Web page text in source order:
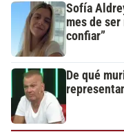
Sofía
mes de ser
confiar”
De qué